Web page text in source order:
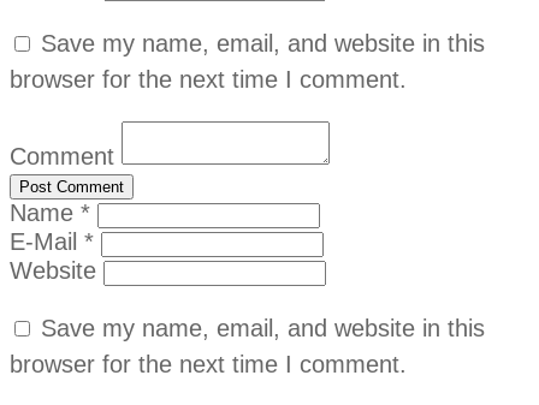
Save my name, email, and website in this
browser for the next time I comment.
Comment
Name *
E-Mail *
Website
Save my name, email, and website in this
browser for the next time I comment.